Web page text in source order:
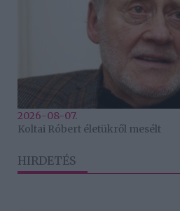
2026-08-07.
Koltai Róbert életükről mesélt
HIRDETÉS